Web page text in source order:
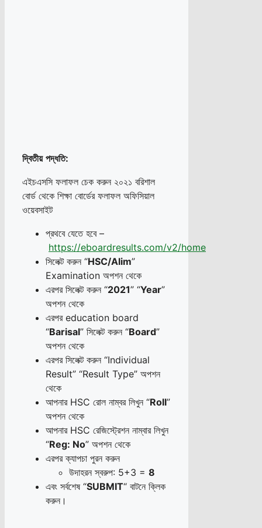
দ্বিতীয় পদ্ধতি:
এইচএসসি ফলাফল চেক করুন ২০২১ বরিশাল
বোর্ড থেকে শিক্ষা বোর্ডের ফলাফল অফিসিয়াল
ওয়েবসাইট
প্রথবে যেতে হবে –
https://eboardresults.com/v2/home
সিলেক্ট করুন “HSC/Alim”
Examination অপশন থেকে
এরপর সিলেক্ট করুন “2021” “Year”
অপশন থেকে
এরপর education board
“Barisal” সিলেক্ট করুন “Board”
অপশন থেকে
এরপর সিলেক্ট করুন “Individual
Result” “Result Type” অপশন
থেকে
আপনার HSC রোল নাম্বর লিখুন “Roll”
অপশন থেকে
আপনার HSC রেজিস্ট্রেশন নাম্বার লিখুন
“Reg: No” অপশন থেকে
এরপর ক্যাপচা পুরন করুন
উদাহরন স্বরুপ: 5+3 = 8
এবং সর্বশেষ “SUBMIT“ বাটনে ক্লিক
করুন।